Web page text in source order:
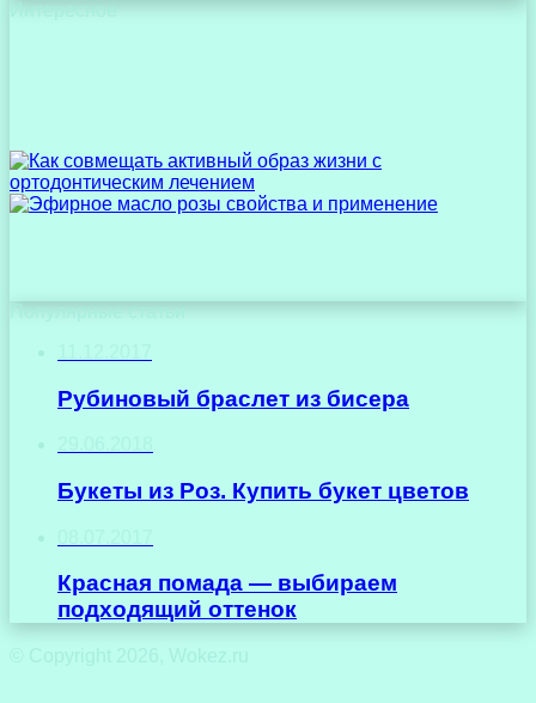
Рубиновый браслет из бисера
Букеты из Роз. Купить букет цветов
Красная помада — выбираем
подходящий оттенок
© Copyright 2026, Wokez.ru